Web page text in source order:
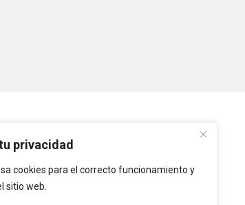
privacidad
cookies para el correcto funcionamiento y
sitio web.
PLATAFORMAS
Intranet